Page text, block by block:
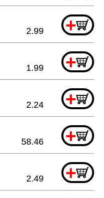
+
2.99
+
1.99
+
2.24
+
58.46
+
2.49